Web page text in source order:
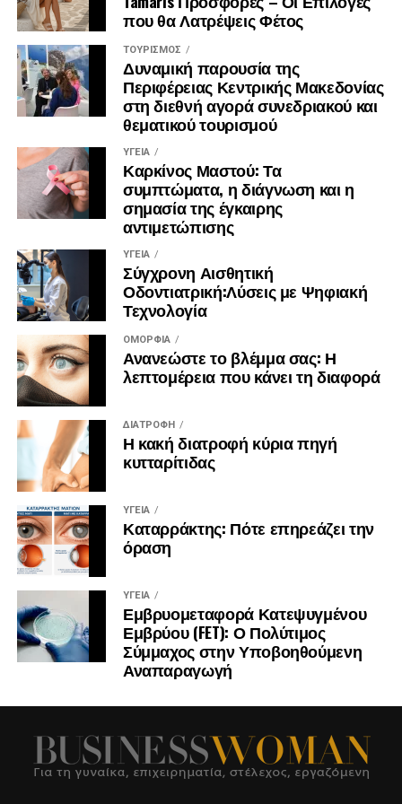
που θα Λατρέψεις Φέτος
ΤΟΥΡΙΣΜΌΣ
Δυναμική παρουσία της
Περιφέρειας Κεντρικής Μακεδονίας
στη διεθνή αγορά συνεδριακού και
θεματικού τουρισμού
ΥΓΕΊΑ
Καρκίνος Μαστού: Τα
συμπτώματα, η διάγνωση και η
σημασία της έγκαιρης
αντιμετώπισης
ΥΓΕΊΑ
Σύγχρονη Αισθητική
Οδοντιατρική:Λύσεις με Ψηφιακή
Τεχνολογία
ΟΜΟΡΦΙΆ
Ανανεώστε το βλέμμα σας: Η
λεπτομέρεια που κάνει τη διαφορά
ΔΙΑΤΡΟΦΉ
Η κακή διατροφή κύρια πηγή
κυτταρίτιδας
ΥΓΕΊΑ
Καταρράκτης: Πότε επηρεάζει την
όραση
ΥΓΕΊΑ
Εμβρυομεταφορά Κατεψυγμένου
Εμβρύου (FET): Ο Πολύτιμος
Σύμμαχος στην Υποβοηθούμενη
Αναπαραγωγή